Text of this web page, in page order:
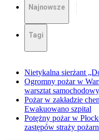
Najnowsze
Tagi
Nietykalna sierżant
Ogromny pożar w
warsztat samochodowy
Pożar w zakładzie
Ewakuowano szpital
Potężny pożar w
zastępów straży